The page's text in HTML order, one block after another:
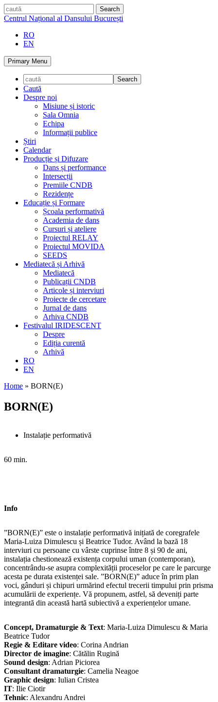
Skip
to
caută
Centrul Național al Dansului București
RO
EN
Primary Menu
Caută
Despre noi
Misiune și istoric
Sala Omnia
Echipa
Informații publice
Știri
Calendar
Producție și Difuzare
Dans și performance
Intersecții
Premiile CNDB
Rezidențe
Educație și Formare
Școala performativă
Academia de dans
Cursuri și ateliere
Proiectul RELAY
Proiectul MOVIDA
SEEDS
Mediatecă și Arhivă
Mediatecă
Publicații CNDB
Articole și interviuri
Proiecte de cercetare
Jurnal de dans
Arhiva CNDB
Festivalul IRIDESCENT
Despre
Ediția curentă
Arhivă
RO
EN
Home » BORN(E)
BORN(E)
Instalație performativă
60 min.
Info
”BORN(E)” este o instalație performativă inițiată de coregrafele
Maria-Luiza Dimulescu și Beatrice Tudor. Având la bază 18
interviuri cu persoane cu vârste cuprinse între 8 și 90 de ani,
instalația chestionează existența corpului uman (contemporan),
concentrându-se asupra complexității proceselor pe care le parcurge
acesta pe durata existenței sale. ”BORN(E)” aduce în prim plan
voci, gânduri și chipuri urmărind efectul trecerii timpului prin prisma
acumulării de experiențe. Vă propunem, astfel, să deveniți parte
integrantă din această hartă subiectivă a experiențelor umane.
Concept, Dramaturgie & Text: Maria-Luiza Dimulescu & Maria
Beatrice Tudor
Regie & Editare video: Corina Andrian
Director de imagine: Cătălin Rugină
Sound design: Adrian Piciorea
Consultant dramaturgie: Camelia Neagoe
Graphic design: Iulian Cristea
IT: Ilie Ciotir
Tehnic: Alexandru Andrei